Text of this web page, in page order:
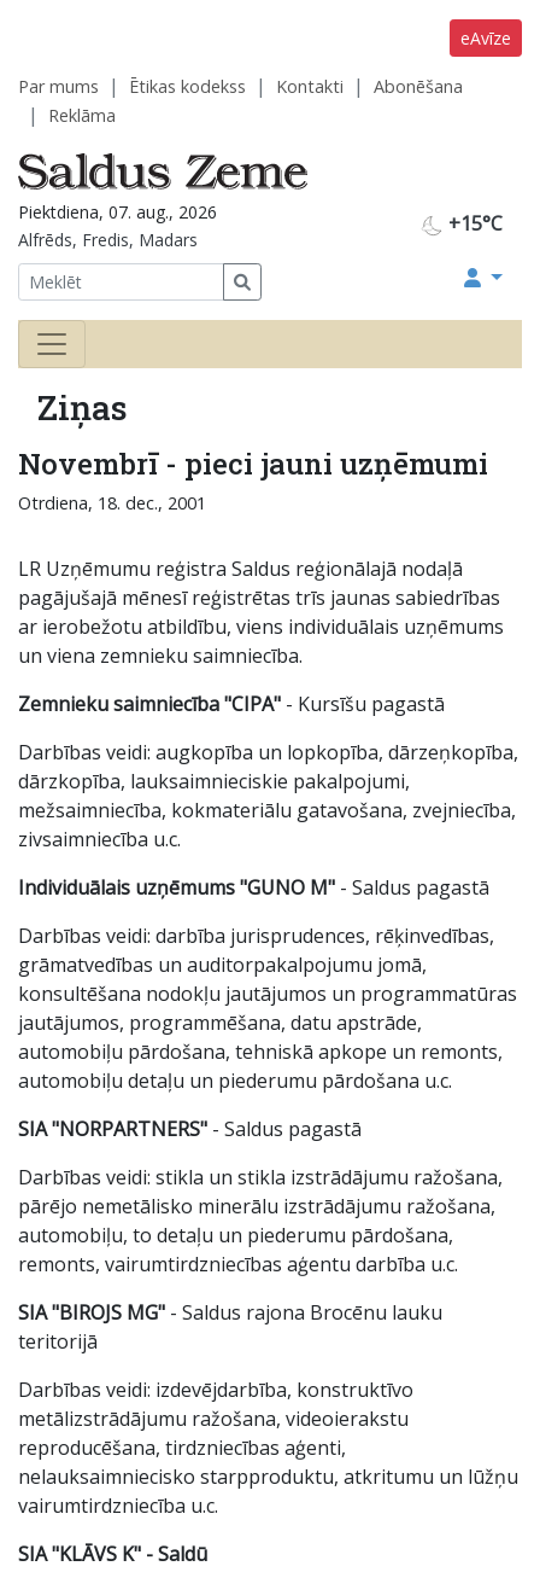
eAvīze
Par mums Ētikas kodekss Kontakti
Abonēšana
Reklāma
+15°C
Piektdiena, 07. aug., 2026
Alfrēds, Fredis, Madars
Ziņas
Novembrī - pieci jauni uzņēmumi
Otrdiena, 18. dec., 2001
LR Uzņēmumu reģistra Saldus reģionālajā nodaļā
pagājušajā mēnesī reģistrētas trīs jaunas sabiedrības
ar ierobežotu atbildību, viens individuālais uzņēmums
un viena zemnieku saimniecība.
Zemnieku saimniecība "CIPA" - Kursīšu pagastā
Darbības veidi: augkopība un lopkopība, dārzeņkopība,
dārzkopība, lauksaimnieciskie pakalpojumi,
mežsaimniecība, kokmateriālu gatavošana, zvejniecība,
zivsaimniecība u.c.
Individuālais uzņēmums "GUNO M" - Saldus pagastā
Darbības veidi: darbība jurisprudences, rēķinvedības,
grāmatvedības un auditorpakalpojumu jomā,
konsultēšana nodokļu jautājumos un programmatūras
jautājumos, programmēšana, datu apstrāde,
automobiļu pārdošana, tehniskā apkope un remonts,
automobiļu detaļu un piederumu pārdošana u.c.
SIA "NORPARTNERS" - Saldus pagastā
Darbības veidi: stikla un stikla izstrādājumu ražošana,
pārējo nemetālisko minerālu izstrādājumu ražošana,
automobiļu, to detaļu un piederumu pārdošana,
remonts, vairumtirdzniecības aģentu darbība u.c.
SIA "BIROJS MG" - Saldus rajona Brocēnu lauku
teritorijā
Darbības veidi: izdevējdarbība, konstruktīvo
metālizstrādājumu ražošana, videoierakstu
reproducēšana, tirdzniecības aģenti,
nelauksaimniecisko starpproduktu, atkritumu un lūžņu
vairumtirdzniecība u.c.
SIA "KLĀVS K" - Saldū